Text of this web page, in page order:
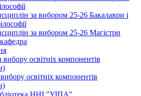
за вибором 25-26 Бакалаври і
за вибором 25-26 Магістри
освітніх компонентів
освітніх компонентів
ННІ "УІПА"